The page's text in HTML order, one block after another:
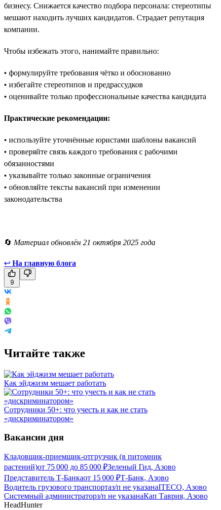
бизнесу. Снижается качество подбора персонала: стереотипы
мешают находить лучших кандидатов. Страдает репутация
компании.
Чтобы избежать этого, нанимайте правильно:
• формулируйте требования чётко и обоснованно
• избегайте стереотипов и предрассудков
• оценивайте только профессиональные качества кандидата
Практические рекомендации:
• используйте уточнённые юристами шаблоны вакансий
• проверяйте связь каждого требования с рабочими
обязанностями
• указывайте только законные ограничения
• обновляйте тексты вакансий при изменении
законодательства
🔄 Материал обновлён 21 октября 2025 года
↩ На главную блога
9
Читайте также
Как эйджизм мешает работать
Сотрудники 50+: что учесть и как не стать
«дискриминатором»
Вакансии дня
Кладовщик-приемщик-отгрузчик (в питомник
растений)от 75 000 до 85 000 ₽Зеленый Гид, Азово
Представитель Т-Банкаот 15 000 ₽Т-Банк, Азово
Водитель грузового транспортаз/п не указанаITECO, Азово
Системный администраторз/п не указанаКап Таврия, Азово
HeadHunter